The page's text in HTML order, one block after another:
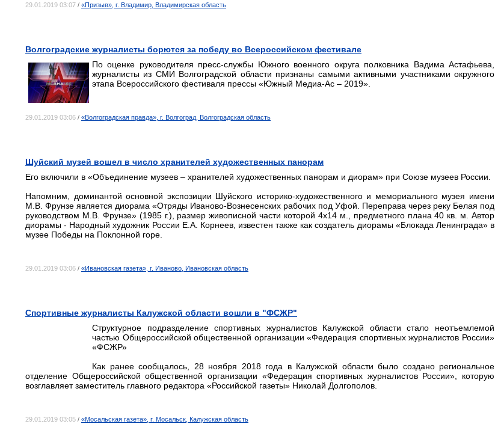
29.01.2019 03:07 / «Призыв», г. Владимир, Владимирская область
Волгоградские журналисты борются за победу во Всероссийском фестивале
По оценке руководителя пресс-службы Южного военного округа полковника Вадима Астафьева,
журналисты из СМИ Волгоградской области признаны самыми активными участниками окружного
этапа Всероссийского фестиваля прессы «Южный Медиа-Ас – 2019».
29.01.2019 03:06 / «Волгоградская правда», г. Волгоград, Волгоградская область
Шуйский музей вошел в число хранителей художественных панорам
Его включили в «Объединение музеев – хранителей художественных панорам и диорам» при Союзе музеев России.
Напомним, доминантой основной экспозиции Шуйского историко-художественного и мемориального музея имени
М.В. Фрунзе является диорама «Отряды Иваново-Вознесенских рабочих под Уфой. Переправа через реку Белая под
руководством М.В. Фрунзе» (1985 г.), размер живописной части которой 4х14 м., предметного плана 40 кв. м. Автор
диорамы - Народный художник России Е.А. Корнеев, известен также как создатель диорамы «Блокада Ленинграда» в
музее Победы на Поклонной горе.
29.01.2019 03:06 / «Ивановская газета», г. Иваново, Ивановская область
Спортивные журналисты Калужской области вошли в "ФСЖР"
Структурное подразделение спортивных журналистов Калужской области стало неотъемлемой
частью Общероссийской общественной организации «Федерация спортивных журналистов России»
«ФСЖР»
Как ранее сообщалось, 28 ноября 2018 года в Калужской области было создано региональное
отделение Общероссийской общественной организации «Федерация спортивных журналистов России», которую
возглавляет заместитель главного редактора «Российской газеты» Николай Долгополов.
29.01.2019 03:05 / «Мосальская газета», г. Мосальск, Калужская область